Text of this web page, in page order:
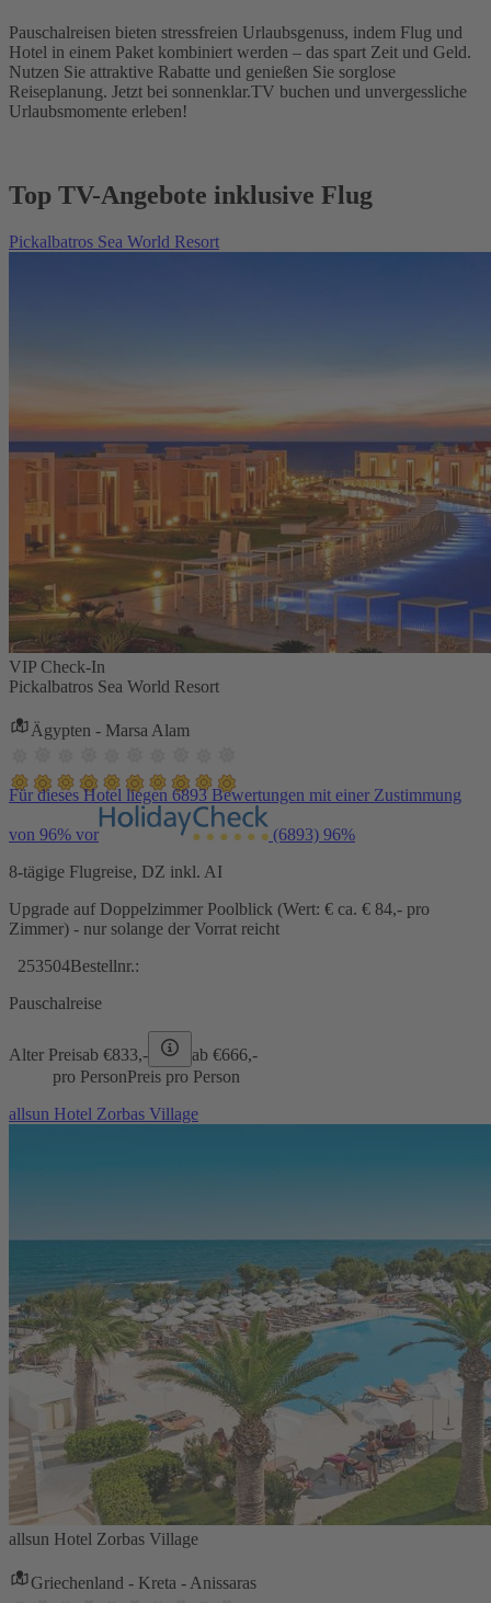
Pauschalreisen bieten stressfreien Urlaubsgenuss, indem Flug und
Hotel in einem Paket kombiniert werden – das spart Zeit und Geld.
Nutzen Sie attraktive Rabatte und genießen Sie sorglose
Reiseplanung. Jetzt bei sonnenklar.TV buchen und unvergessliche
Urlaubsmomente erleben!
Top TV-Angebote inklusive Flug
Pickalbatros Sea World Resort
VIP Check-In
Pickalbatros Sea World Resort
Ägypten - Marsa Alam
Für dieses Hotel liegen 6893 Bewertungen mit einer Zustimmung
von 96% vor (6893) 96%
8-tägige Flugreise, DZ inkl. AI
Upgrade auf Doppelzimmer Poolblick (Wert: € ca. € 84,- pro
Zimmer) - nur solange der Vorrat reicht
253504Bestellnr.:
Pauschalreise
Alter Preisab €833,- ab €666,-
pro PersonPreis pro Person
allsun Hotel Zorbas Village
allsun Hotel Zorbas Village
Griechenland - Kreta - Anissaras